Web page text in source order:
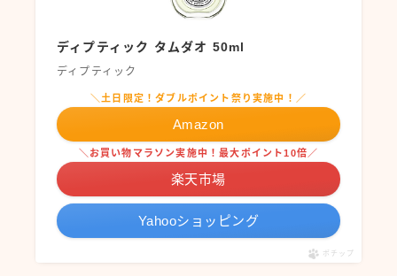
ディプティック タムダオ 50ml
ディプティック
＼土日限定！ダブルポイント祭り実施中！／
Amazon
＼お買い物マラソン実施中！最大ポイント10倍／
楽天市場
Yahooショッピング
ポチップ